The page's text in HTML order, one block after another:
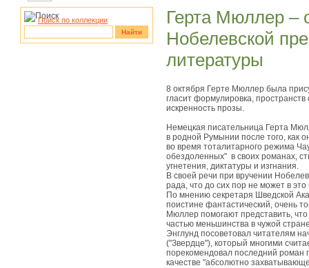
Поиск по коллекции
Найти
Герта Мюллер –
Нобелевской
литературы
8 октября Герте Мюллер была
гласит формулировка,
искренность прозы.
Немецкая писательница Герта
в родной Румынии после того, как
во время тоталитарного режима
обездоленных" в своих романах,
угнетения, диктатуры и изгнания.
В своей речи при вручении
рада, что до сих пор не может в это
По мнению секретаря Шведской
поистине фантастический, очень
Мюллер помогают представить,
частью меньшинства в чужой
Энглунд посоветовал читателям
("Звердце"), который многими
порекомендовал последний роман
качестве "абсолютно